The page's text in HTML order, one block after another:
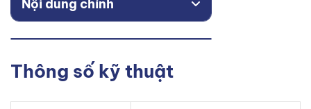
Nội dung chính
Thông số kỹ thuật